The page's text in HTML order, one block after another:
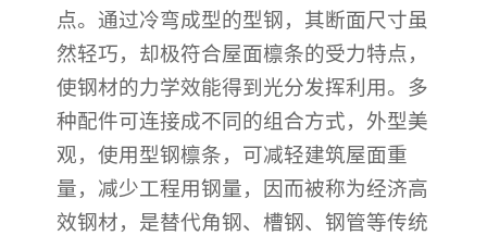
点。通过冷弯成型的型钢，其断面尺寸虽
然轻巧，却极符合屋面檩条的受力特点，
使钢材的力学效能得到光分发挥利用。多
种配件可连接成不同的组合方式，外型美
观，使用型钢檩条，可减轻建筑屋面重
量，减少工程用钢量，因而被称为经济高
效钢材，是替代角钢、槽钢、钢管等传统